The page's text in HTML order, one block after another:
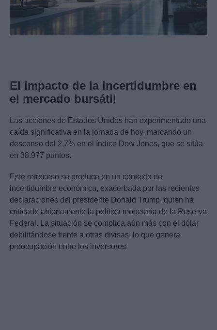
El impacto de la incertidumbre en
el mercado bursátil
Las acciones de Estados Unidos han experimentado una
caída significativa en la jornada de hoy, marcando un
descenso del 2,7% en el índice Dow Jones, que se sitúa
en 38.977 puntos.
Este retroceso se produce en un contexto de
incertidumbre económica, exacerbada por las recientes
declaraciones del presidente Donald Trump, quien ha
criticado abiertamente la política monetaria de la Reserva
Federal. La situación se complica aún más con el dólar
debilitándose frente a otras divisas, lo que genera
preocupación entre los inversores.